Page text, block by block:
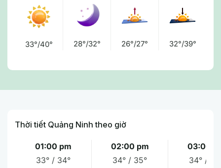
33°/40° 28°/32° 26°/27° 32°/39°
Thời tiết Quảng Ninh theo giờ
01:00 pm
33° / 34°
02:00 pm
34° / 35°
03:00
34° /